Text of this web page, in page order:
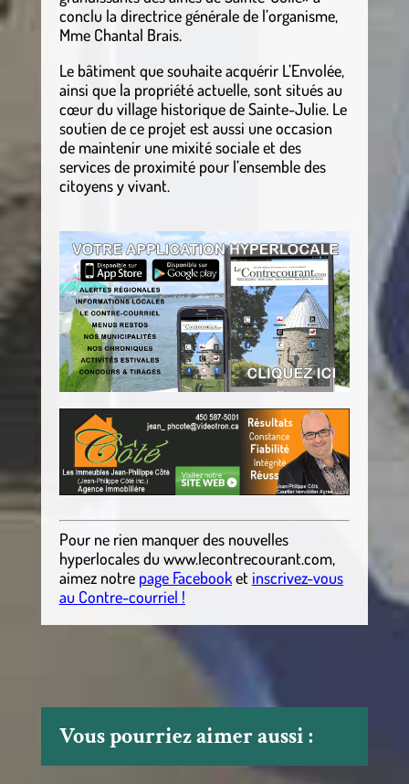
conclu la directrice générale de l’organisme,
Mme Chantal Brais.
Le bâtiment que souhaite acquérir L’Envolée,
ainsi que la propriété actuelle, sont situés au
cœur du village historique de Sainte-Julie. Le
soutien de ce projet est aussi une occasion
de maintenir une mixité sociale et des
services de proximité pour l’ensemble des
citoyens y vivant.
Pour ne rien manquer des nouvelles
hyperlocalesdu www.lecontrecourant.com,
aimez notre page Facebooket inscrivez-vous
au Contre-courriel !
Vous pourriez aimer aussi :